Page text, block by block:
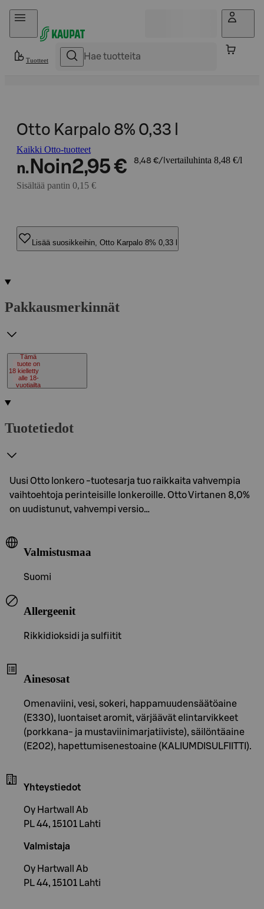
Hyppää sisältöön
Tuotteet
Otto Karpalo 8% 0,33 l
Kaikki Otto-tuotteet
n. Noin2,95 € 8,48 €/l vertailuhinta 8,48 €/l
Sisältää pantin 0,15 €
Lisää suosikkeihin, Otto Karpalo 8% 0,33 l
Pakkausmerkinnät
18
Tämä
tuote on
kielletty
alle 18-
vuotiailta
Tuotetiedot
Uusi Otto lonkero -tuotesarja tuo raikkaita vahvempia
vaihtoehtoja perinteisille lonkeroille. Otto Virtanen 8,0%
on uudistunut, vahvempi versio…
Valmistusmaa
Suomi
Allergeenit
Rikkidioksidi ja sulfiitit
Ainesosat
Omenaviini, vesi, sokeri, happamuudensäätöaine
(E330), luontaiset aromit, värjäävät elintarvikkeet
(porkkana- ja mustaviinimarjatiiviste), säilöntäaine
(E202), hapettumisenestoaine (KALIUMDISULFIITTI).
Yhteystiedot
Oy Hartwall Ab
PL 44, 15101 Lahti
Valmistaja
Oy Hartwall Ab
PL 44, 15101 Lahti